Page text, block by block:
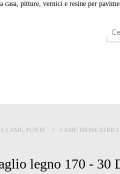
pitture, vernici e resine per
LAME, PUNTE LAME TRONCATRICI
legno 170 - 30